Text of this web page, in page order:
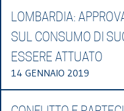
LOMBARDIA:
SUL CONSUMO DI
ESSERE ATTUATO
14 GENNAIO 2019